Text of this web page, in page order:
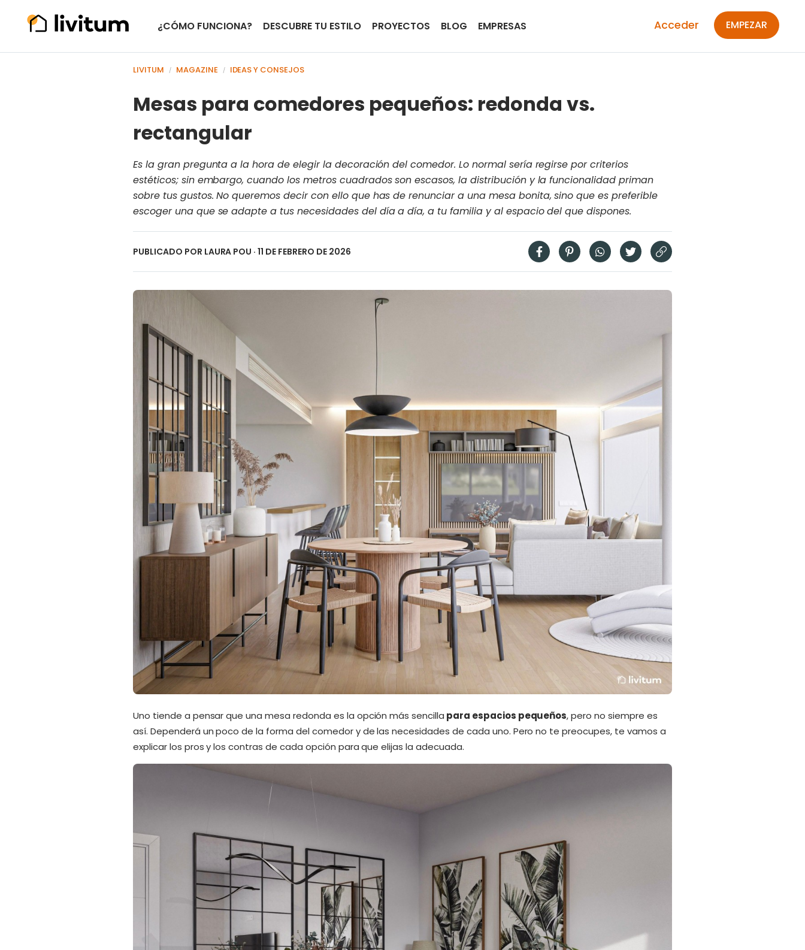
¿CÓMO FUNCIONA? DESCUBRE TU ESTILO PROYECTOS BLOG EMPRESAS EMPEZAR
Acceder
LIVITUM / MAGAZINE / IDEAS Y CONSEJOS
Mesas para comedores pequeños: redonda vs.
rectangular
Es la gran pregunta a la hora de elegir la decoración del comedor. Lo normal sería regirse por criterios
estéticos; sin embargo, cuando los metros cuadrados son escasos, la distribución y la funcionalidad priman
sobre tus gustos. No queremos decir con ello que has de renunciar a una mesa bonita, sino que es preferible
escoger una que se adapte a tus necesidades del día a día, a tu familia y al espacio del que dispones.
PUBLICADO POR LAURA POU · 11 DE FEBRERO DE 2026
Uno tiende a pensar que una mesa redonda es la opción más sencilla para espacios pequeños, pero no siempre es
así. Dependerá un poco de la forma del comedor y de las necesidades de cada uno. Pero no te preocupes, te vamos a
explicar los pros y los contras de cada opción para que elijas la adecuada.